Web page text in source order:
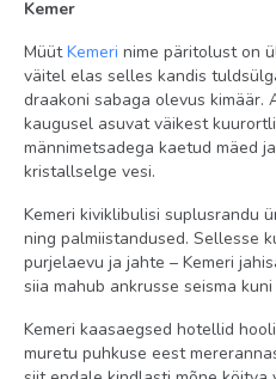
minibaar
vene kanalid: 1
dušš
Lastele
mänguväljak
laste basseinid: 3
teismeliste klubi
Kemer
MüütKemeri nime päritolust on
väitel elas selles kandis
draakoni sabaga olevus kimäär.
kaugusel asuvat väikest
männimetsadega kaetud mäed
kristallselge vesi.
Kemeri kiviklibulisi suplusrandu
ning palmiistandused. Sellesse
purjelaevu ja jahte – Kemeri
siia mahub ankrusse seisma
Kemeri kaasaegsed hotellid
muretu puhkuse eest